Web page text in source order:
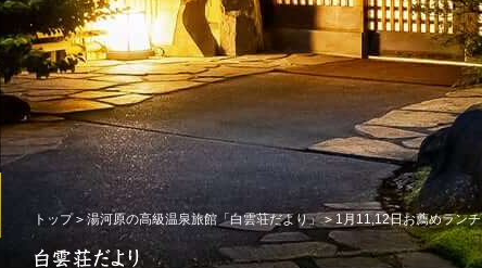
トップ 湯河原の高級温泉旅館「白雲荘だより」 1月11,12日お薦めランチ
白